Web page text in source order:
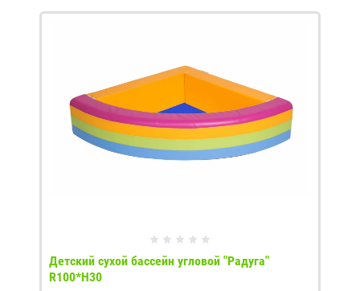
Детский сухой бассейн угловой "Радуга"
R100*H30